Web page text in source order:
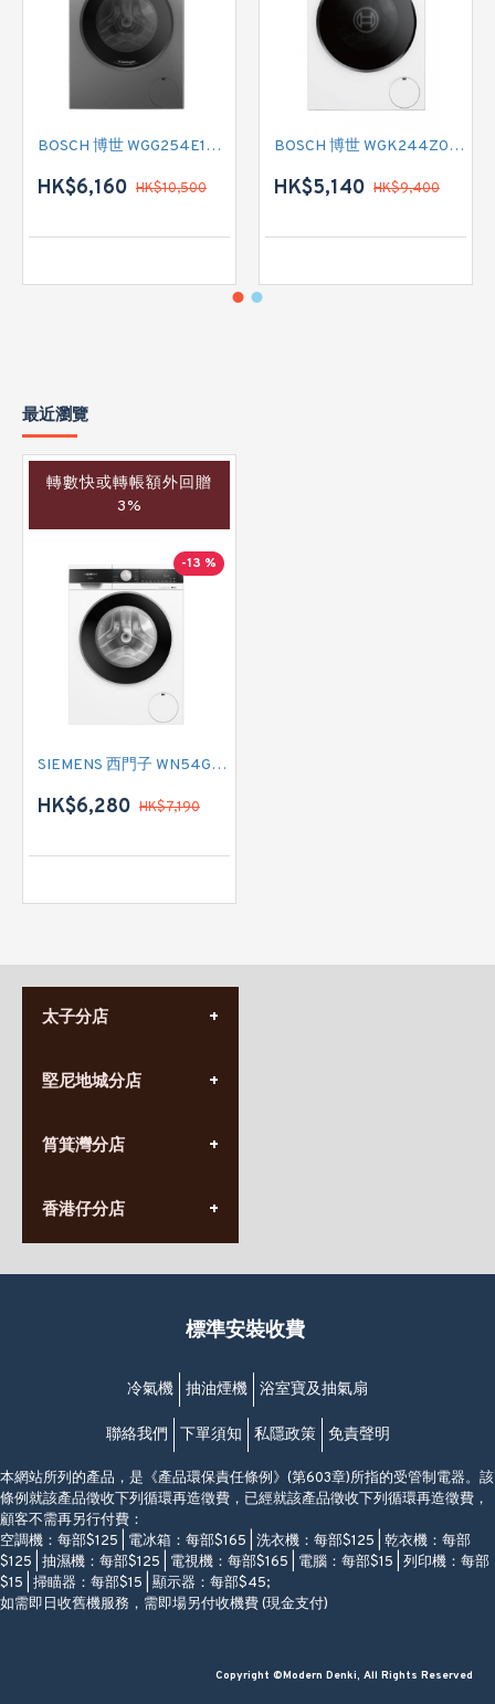
BOSCH 博世 WGG254E1HK 前置式洗衣機 (10 公斤,1400 轉/分鐘)
HK$6,160 HK$10,500
BOSCH 博世 WGK244Z0HK 前置式洗衣機 (9 公斤,1400 轉/分鐘)
HK$5,140 HK$9,400
最近瀏覽
轉數快或轉帳額外回贈
3%
-13 %
SIEMENS 西門子 WN54G1A1GB 前置式二合一變頻洗衣乾衣機(洗衣:10.5 公斤 / 乾衣:6 公斤 - 1400轉/分鐘)
HK$6,280 HK$7,190
太子分店
營業時間:
九龍太子太子道西141號
堅尼地城分店
營業時間:
香港堅尼地城卑路乍街
(堅尼地城地鐵站B出口)
筲箕灣分店
營業時間:
(10:00am-20:30pm)
香港仔分店
營業時間:
香港香港仔成都道20-28號
(黃竹坑地鐵站轉4M專線小巴)
標準安裝收費
冷氣機 抽油煙機 浴室寶及抽氣扇
聯絡我們 下單須知 私隱政策 免責聲明
本網站所列的產品，是《產品環保責任條例》(第603章)所指的受管制電器。該
條例就該產品徵收下列循環再造徵費，已經就該產品徵收下列循環再造徵費，
顧客不需再另行付費：
空調機：每部$125 | 電冰箱：每部$165 | 洗衣機：每部$125 | 乾衣機：每部
$125 | 抽濕機：每部$125 | 電視機：每部$165 | 電腦：每部$15 | 列印機：每部
$15 | 掃瞄器：每部$15 | 顯示器：每部$45;
如需即日收舊機服務，需即場另付收機費 (現金支付)
Copyright ©Modern Denki, All Rights Reserved